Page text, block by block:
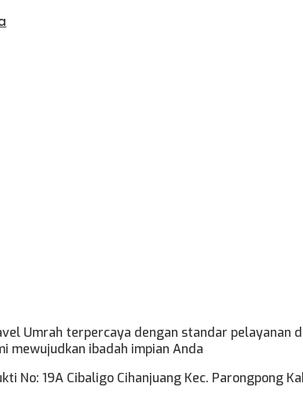
Umrah terpercaya dengan standar pelayanan
mewujudkan ibadah impian Anda
No: 19A Cibaligo Cihanjuang Kec. Parongpong